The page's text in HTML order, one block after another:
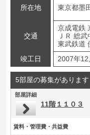
所在地 東京都墨
交通
京成電鉄
ＪＲ 総
東武鉄道
竣工日
2007年12
5部屋の募集があります
部屋詳細
11階１１０３
賃料・管理費・共益費